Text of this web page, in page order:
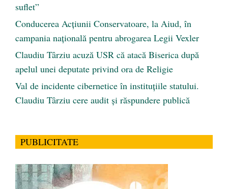
suflet”
Conducerea Acțiunii Conservatoare, la Aiud, în
campania națională pentru abrogarea Legii Vexler
Claudiu Târziu acuză USR că atacă Biserica după
apelul unei deputate privind ora de Religie
Val de incidente cibernetice în instituțiile statului.
Claudiu Târziu cere audit și răspundere publică
PUBLICITATE